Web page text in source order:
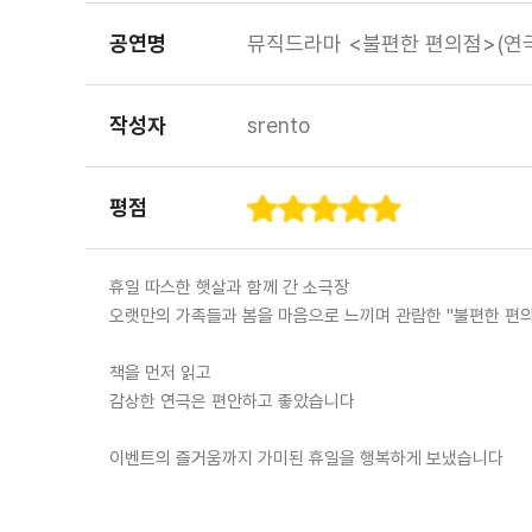
공연명 뮤직드라마 <불편한 편의점>(연
작성자 srento
평점
휴일 따스한 햇살과 함께 간 소극장
오랫만의 가족들과 봄을 마음으로 느끼며 관람한 "불편한 편
책을 먼저 읽고
감상한 연극은 편안하고 좋았습니다
이벤트의 즐거움까지 가미된 휴일을 행복하게 보냈습니다